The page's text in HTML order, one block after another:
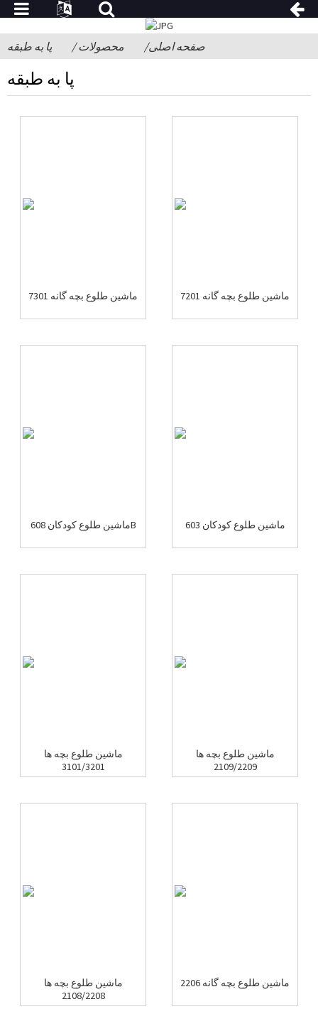
صفحه اصلی محصولات پا به طبقه
پا به طبقه
ماشین طلوع بچه گانه 7301 ماشین طلوع بچه گانه 7201
ماشین طلوع کودکان 608B ماشین طلوع کودکان 603
ماشین طلوع بچه ها
3101/3201
ماشین طلوع بچه ها
2109/2209
ماشین طلوع بچه ها
2108/2208
ماشین طلوع بچه گانه 2206